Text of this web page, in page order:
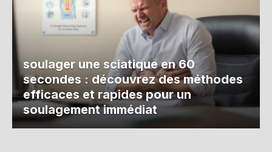
soulager une sciatique en 60
secondes : découvrez des méthodes
efficaces et rapides pour un
soulagement immédiat